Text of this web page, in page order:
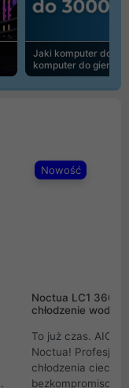
Jaki komputer do
komputer do gier |
Nowość
Noctua LC1
chłodzenie wodne
To już czas. AIO
Noctua!
chłodzenia cieczą